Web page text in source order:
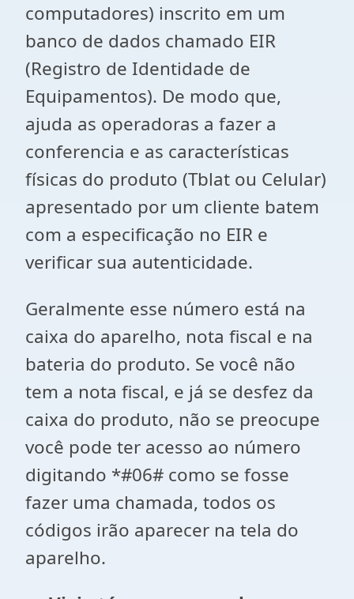
computadores) inscrito em um
banco de dados chamado EIR
(Registro de Identidade de
Equipamentos). De modo que,
ajuda as operadoras a fazer a
conferencia e as características
físicas do produto (Tblat ou Celular)
apresentado por um cliente batem
com a especificação no EIR e
verificar sua autenticidade.
Geralmente esse número está na
caixa do aparelho, nota fiscal e na
bateria do produto. Se você não
tem a nota fiscal, e já se desfez da
caixa do produto, não se preocupe
você pode ter acesso ao número
digitando *#06# como se fosse
fazer uma chamada, todos os
códigos irão aparecer na tela do
aparelho.